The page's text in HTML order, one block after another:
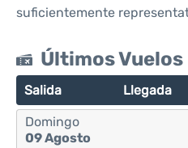
suficientemente
Últimos Vuelos
Salida Llegada
Domingo
09 Agosto